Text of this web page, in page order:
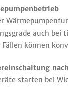
auch bei
können
starten bei